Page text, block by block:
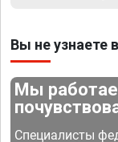
Вы не узнаете
Мы
Специалисты